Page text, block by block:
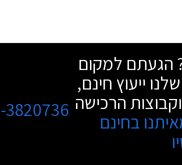
הגעתם למקום
ייעוץ חינם,
הרכישה
בחינם
3820736